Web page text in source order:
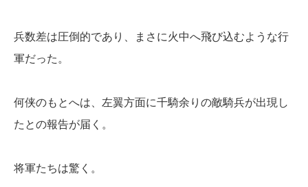
兵数差は圧倒的であり、まさに火中へ飛び込むような行
軍だった。
何侠のもとへは、左翼方面に千騎余りの敵騎兵が出現し
たとの報告が届く。
将軍たちは驚く。